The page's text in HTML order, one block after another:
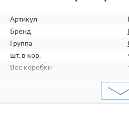
Артикул
Бренд
Группа
шт. в кор.
Вес коробки